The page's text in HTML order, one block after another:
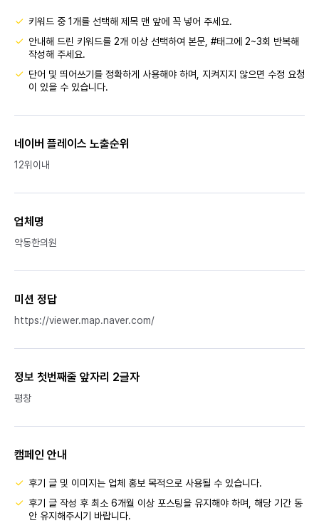
키워드 중 1개를 선택해 제목 맨 앞에 꼭 넣어 주세요.
안내해 드린 키워드를 2개 이상 선택하여 본문, #태그에 2~3회 반복해
작성해 주세요.
단어 및 띄어쓰기를 정확하게 사용해야 하며, 지켜지지 않으면 수정 요청
이 있을 수 있습니다.
네이버 플레이스 노출순위
12위이내
업체명
약동한의원
미션 정답
https://viewer.map.naver.com/
정보 첫번째줄 앞자리 2글자
평창
캠페인 안내
후기 글 및 이미지는 업체 홍보 목적으로 사용될 수 있습니다.
후기 글 작성 후 최소 6개월 이상 포스팅을 유지해야 하며, 해당 기간 동
안 유지해주시기 바랍니다.